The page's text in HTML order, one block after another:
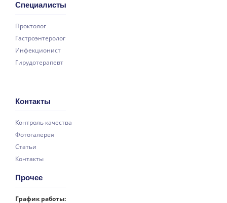
Специалисты
Проктолог
Гастроэнтеролог
Инфекционист
Гирудотерапевт
Контакты
Контроль качества
Фотогалерея
Статьи
Контакты
Прочее
График работы: